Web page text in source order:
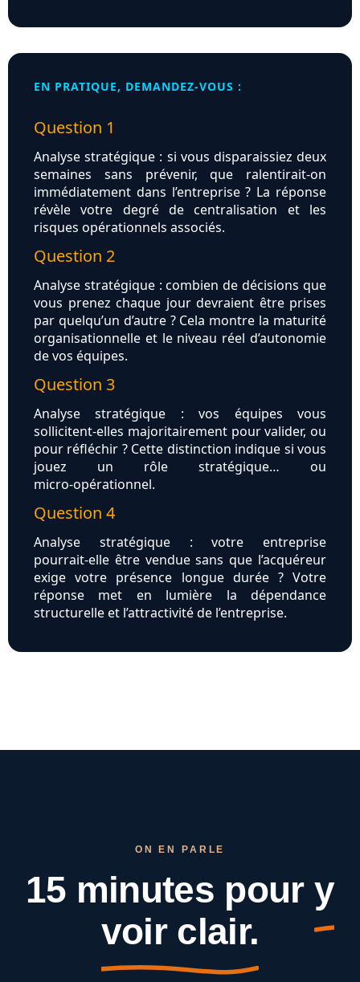
EN PRATIQUE, DEMANDEZ-VOUS :
Question 1
Analyse stratégique : si vous disparaissiez deux
semaines sans prévenir, que ralentirait‑on
immédiatement dans l’entreprise ? La réponse
révèle votre degré de centralisation et les
risques opérationnels associés.
Question 2
Analyse stratégique : combien de décisions que
vous prenez chaque jour devraient être prises
par quelqu’un d’autre ? Cela montre la maturité
organisationnelle et le niveau réel d’autonomie
de vos équipes.
Question 3
Analyse stratégique : vos équipes vous
sollicitent‑elles majoritairement pour valider, ou
pour réfléchir ? Cette distinction indique si vous
jouez un rôle stratégique… ou
micro‑opérationnel.
Question 4
Analyse stratégique : votre entreprise
pourrait‑elle être vendue sans que l’acquéreur
exige votre présence longue durée ? Votre
réponse met en lumière la dépendance
structurelle et l’attractivité de l’entreprise.
ON EN PARLE
15 minutes pour y
voir clair.